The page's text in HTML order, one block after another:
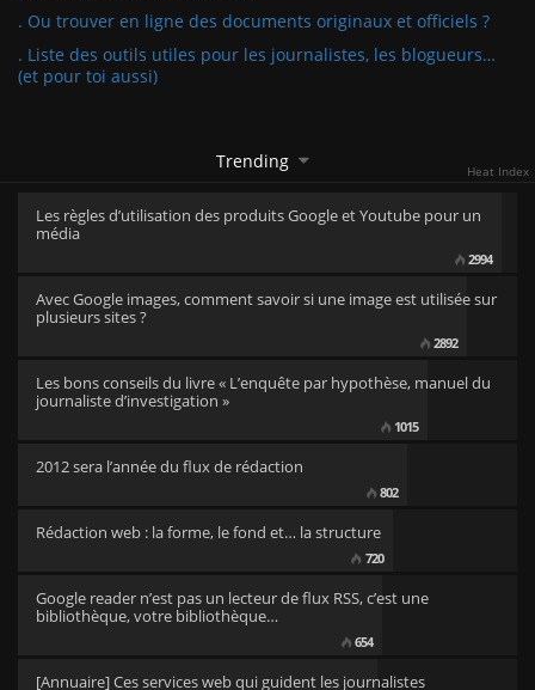
. Ou trouver en ligne des documents originaux et officiels ?
. Liste des outils utiles pour les journalistes, les blogueurs…
(et pour toi aussi)
Trending Heat Index
Les règles d’utilisation des produits Google et Youtube pour un
média
2994
Avec Google images, comment savoir si une image est utilisée sur
plusieurs sites ?
2892
Les bons conseils du livre « L’enquête par hypothèse, manuel du
journaliste d’investigation »
1015
2012 sera l’année du flux de rédaction
802
Rédaction web : la forme, le fond et… la structure
720
Google reader n’est pas un lecteur de flux RSS, c’est une
bibliothèque, votre bibliothèque…
654
[Annuaire] Ces services web qui guident les journalistes